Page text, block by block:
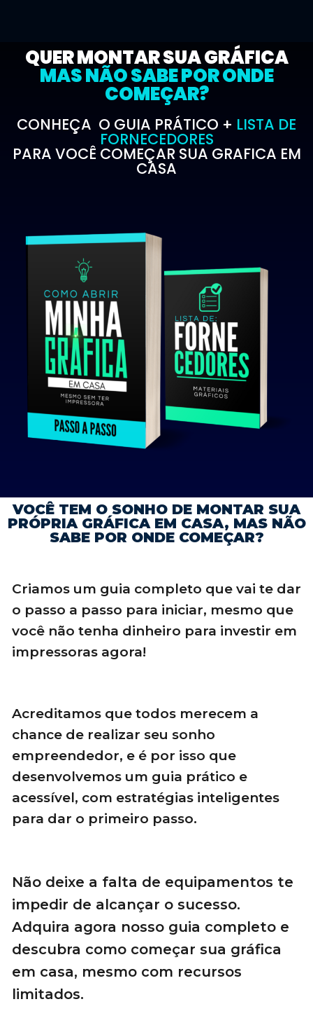
QUER MONTAR SUA GRÁFICA
MAS NÃO SABE POR ONDE
COMEÇAR?
CONHEÇA O GUIA PRÁTICO + LISTA DE
FORNECEDORES
PARA VOCÊ COMEÇAR SUA GRAFICA EM
CASA
VOCÊ TEM O SONHO DE MONTAR SUA
PRÓPRIA GRÁFICA EM CASA, MAS NÃO
SABE POR ONDE COMEÇAR?
Criamos um guia completo que vai te dar
o passo a passo para iniciar, mesmo que
você não tenha dinheiro para investir em
impressoras agora!
Acreditamos que todos merecem a
chance de realizar seu sonho
empreendedor, e é por isso que
desenvolvemos um guia prático e
acessível, com estratégias inteligentes
para dar o primeiro passo.
Não deixe a falta de equipamentos te
impedir de alcançar o sucesso.
Adquira agora nosso guia completo e
descubra como começar sua gráfica
em casa, mesmo com recursos
limitados.